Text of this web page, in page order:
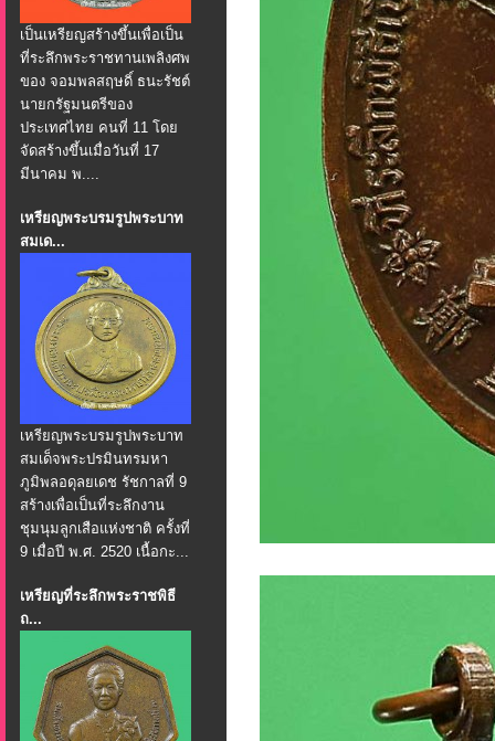
เป็นเหรียญสร้างขึ้นเพื่อเป็น
ที่ระลึกพระราชทานเพลิงศพ
ของ จอมพลสฤษดิ์ ธนะรัชต์
นายกรัฐมนตรีของ
ประเทศไทย คนที่ 11 โดย
จัดสร้างขึ้นเมื่อวันที่ 17
มีนาคม พ....
เหรียญพระบรมรูปพระบาท
สมเด...
เหรียญพระบรมรูปพระบาท
สมเด็จพระปรมินทรมหา
ภูมิพลอดุลยเดช รัชกาลที่ 9
สร้างเพื่อเป็นที่ระลึกงาน
ชุมนุมลูกเสือแห่งชาติ ครั้งที่
9 เมื่อปี พ.ศ. 2520 เนื้อกะ...
เหรียญที่ระลึกพระราชพิธี
ถ...